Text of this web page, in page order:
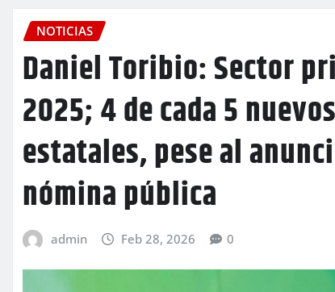
NOTICIAS
Daniel Toribio: Sector
2025; 4 de cada 5
estatales, pese al
nómina pública
admin Feb 28, 2026 0